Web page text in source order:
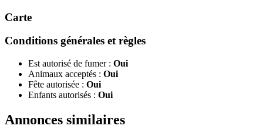
Carte
Conditions générales et règles
Est autorisé de fumer : Oui
Animaux acceptés : Oui
Fête autorisée : Oui
Enfants autorisés : Oui
Annonces similaires